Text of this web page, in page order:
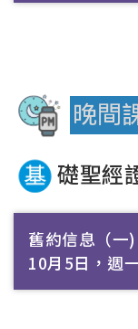
礎聖經
舊約信息（一
10月5日，週一